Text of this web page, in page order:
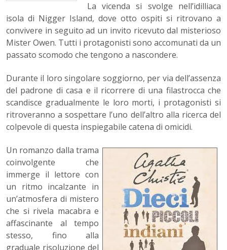
La vicenda si svolge nell’idilliaca
isola di Nigger Island, dove otto ospiti si ritrovano a
convivere in seguito ad un invito ricevuto dal misterioso
Mister Owen. Tutti i protagonisti sono accomunati da un
passato scomodo che tengono a nascondere.
Durante il loro singolare soggiorno, per via dell’assenza
del padrone di casa e il ricorrere di una filastrocca che
scandisce gradualmente le loro morti, i protagonisti si
ritroveranno a sospettare l’uno dell’altro alla ricerca del
colpevole di questa inspiegabile catena di omicidi.
Un romanzo dalla trama
coinvolgente che
immerge il lettore con
un ritmo incalzante in
un’atmosfera di mistero
che si rivela macabra e
affascinante al tempo
stesso, fino alla
graduale risoluzione del